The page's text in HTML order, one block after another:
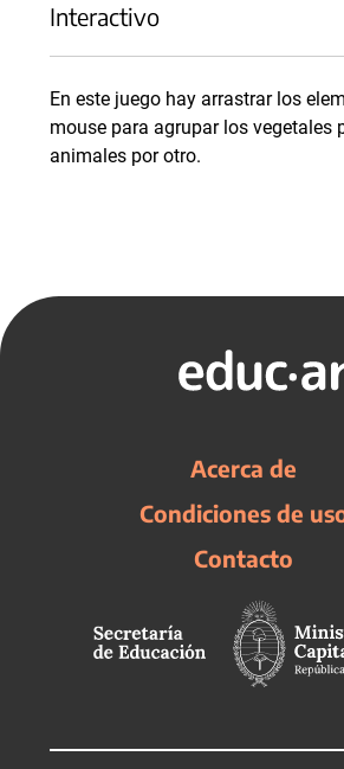
Interactivo
En este juego hay arrastrar los
mouse para agrupar los vegetales
animales por otro.
Acerca de
Condiciones de
Contacto